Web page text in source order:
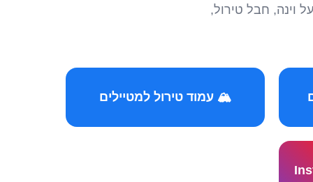
וינה, חבל טירול,
🏔️ עמוד טירול למטיילים